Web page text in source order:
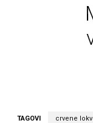
TAGOVI crvene